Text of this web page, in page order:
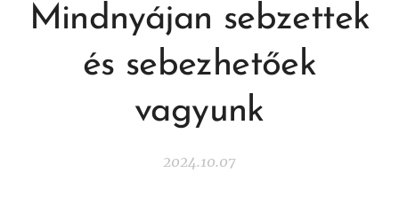
Mindnyájan sebzettek
és sebezhetőek
vagyunk
2024.10.07